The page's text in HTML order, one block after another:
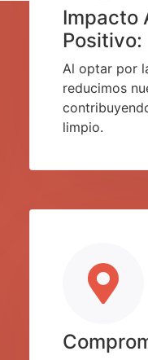
Impacto
Positivo:
Al optar por
reducimos
limpio.